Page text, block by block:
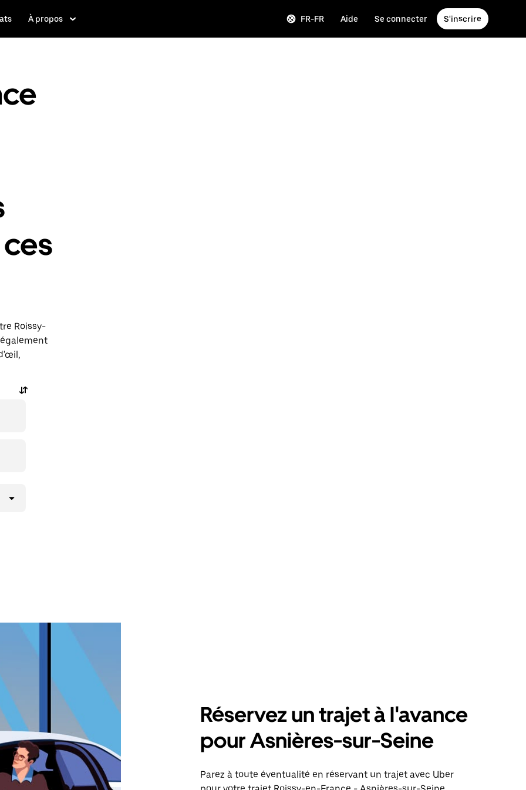
À propos FR-FR Aide Se connecter S'inscrire
Roissy-
Réservez un trajet à l'avance
pour Asnières-sur-Seine
Parez à toute éventualité en réservant un trajet avec Uber